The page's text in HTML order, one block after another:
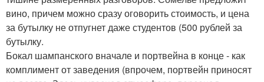
вино, причем можно сразу оговорить стоимость, и цена
за бутылку не отпугнет даже студентов (500 рублей за
бутылку.
Бокал шампанского вначале и портвейна в конце - как
комплимент от заведения (впрочем, портвейн приносят